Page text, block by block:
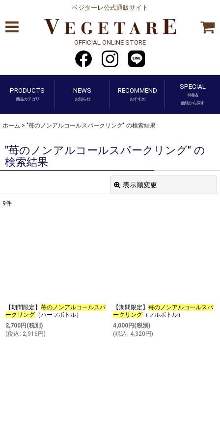
ベジターレ公式通販サイト
OFFICIAL ONLINE STORE
PRODUCTS
商品カテゴリ
NEWS
お知らせ
RECOMMEND
おすすめ
SPECIAL
特集&
価格から探す
ホーム > "苺のノンアルコールスパークリング" の検索結果
"苺のノンアルコールスパークリング" の
検索結果
表示順変更
9件
【期間限定】 苺のノンアルコールスパ
ークリング （ハーフボトル）
2,700円 (税別)
(税込 : 2,916 円)
【期間限定】 苺のノンアルコールスパ
ークリング （フルボトル）
4,000円 (税別)
(税込 : 4,320 円)